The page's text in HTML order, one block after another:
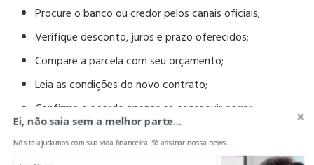
Procure o banco ou credor pelos canais oficiais;
Verifique desconto, juros e prazo oferecidos;
Compare a parcela com seu orçamento;
Leia as condições do novo contrato;
Confirme o acordo apenas se conseguir pagar.
Se a parcela não couber na renda, tente negociar outra
condição. Um acordo possível vale mais do que uma promessa
Ei, não saia sem a melhor parte...
Nós te ajudamos com sua vida financeira. Só assinar nossa news...